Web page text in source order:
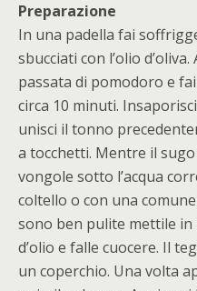
Preparazione
In una padella fai
sbucciati con l’olio
passata di pomodoro e
circa 10 minuti.
unisci il tonno
a tocchetti. Mentre il
vongole sotto l’acqua
coltello o con una
sono ben pulite mettile in
d’olio e falle cuocere. Il
un coperchio. Una volta